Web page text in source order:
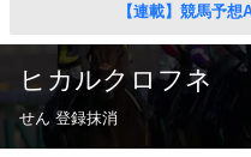
【連載】競馬予
ヒカルクロフネ
せん 登録抹消